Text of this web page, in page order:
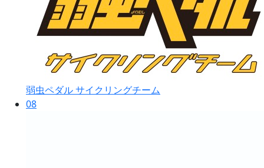
弱虫ペダル サイクリングチーム
08